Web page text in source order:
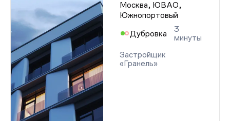
Москва, ЮВАО,
Южнопортовый
Дубровка
3
минуты
Застройщик
«Гранель»